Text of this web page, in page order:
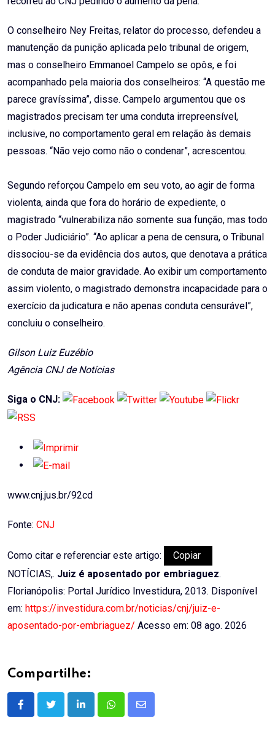
O conselheiro Ney Freitas, relator do processo, defendeu a
manutenção da punição aplicada pelo tribunal de origem,
mas o conselheiro Emmanoel Campelo se opôs, e foi
acompanhado pela maioria dos conselheiros: “A questão me
parece gravíssima”, disse. Campelo argumentou que os
magistrados precisam ter uma conduta irrepreensível,
inclusive, no comportamento geral em relação às demais
pessoas. “Não vejo como não o condenar”, acrescentou.
Segundo reforçou Campelo em seu voto, ao agir de forma
violenta, ainda que fora do horário de expediente, o
magistrado “vulnerabiliza não somente sua função, mas todo
o Poder Judiciário”. “Ao aplicar a pena de censura, o Tribunal
dissociou-se da evidência dos autos, que denotava a prática
de conduta de maior gravidade. Ao exibir um comportamento
assim violento, o magistrado demonstra incapacidade para o
exercício da judicatura e não apenas conduta censurável”,
concluiu o conselheiro.
Gilson Luiz Euzébio
Agência CNJ de Notícias
Siga o CNJ:
www.cnj.jus.br/92cd
Fonte: CNJ
Como citar e referenciar este artigo:
Copiar
NOTÍCIAS,. Juiz é aposentado por embriaguez.
Florianópolis: Portal Jurídico Investidura, 2013. Disponível
em: https://investidura.com.br/noticias/cnj/juiz-e-
aposentado-por-embriaguez/ Acesso em: 08 ago. 2026
Compartilhe:
LinkedInWhatsappShare